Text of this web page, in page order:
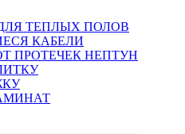
ТЕПЛЫХ ПОЛОВ
КАБЕЛИ
ПРОТЕЧЕК НЕПТУН